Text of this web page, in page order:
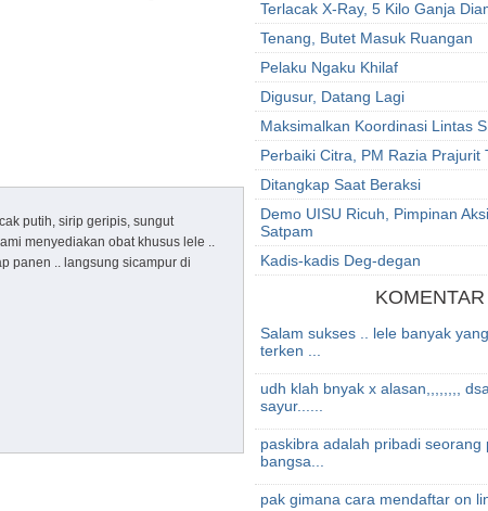
putih, sirip geripis, sungut
menyediakan obat khusus lele ..
panen .. langsung sicampur di
Terlacak X-Ray, 5 Kilo Ganja
Tenang, Butet Masuk Ruangan
Pelaku Ngaku Khilaf
Digusur, Datang Lagi
Maksimalkan Koordinasi Lintas
Perbaiki Citra, PM Razia Prajurit
Ditangkap Saat Beraksi
Demo UISU Ricuh, Pimpinan
Satpam
Kadis-kadis Deg-degan
Salam sukses .. lele banyak
terken ...
udh klah bnyak x alasan,,,,,,,,
sayur......
paskibra adalah pribadi seorang
bangsa...
pak gimana cara mendaftar on